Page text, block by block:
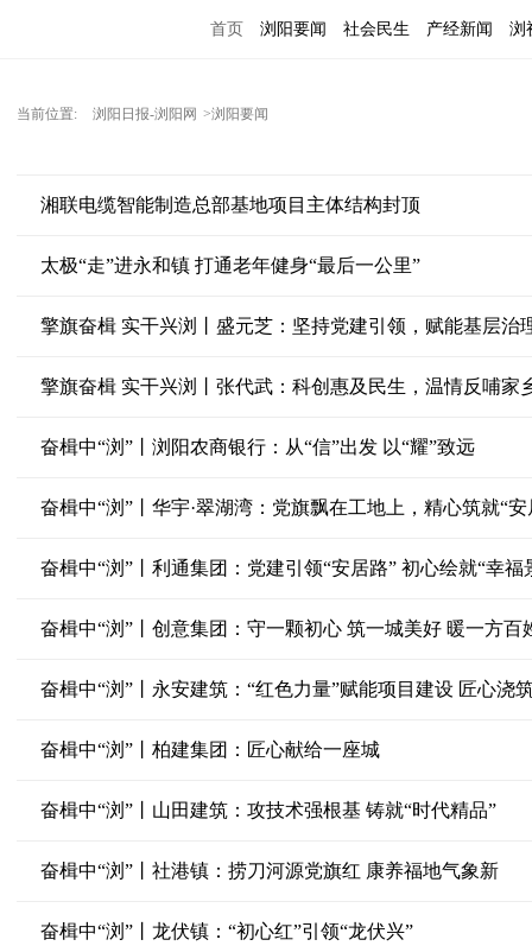
首页 浏阳要闻 社会民生 产经新闻 浏
当前位置: 浏阳日报-浏阳网 >浏阳要闻
湘联电缆智能制造总部基地项目主体结构封顶
太极“走”进永和镇 打通老年健身“最后一公里”
擎旗奋楫 实干兴浏丨盛元芝：坚持党建引领，赋能基层治
擎旗奋楫 实干兴浏丨张代武：科创惠及民生，温情反哺家
奋楫中“浏”丨浏阳农商银行：从“信”出发 以“耀”致远
奋楫中“浏”丨华宇·翠湖湾：党旗飘在工地上，精心筑就“安
奋楫中“浏”丨利通集团：党建引领“安居路” 初心绘就“幸福
奋楫中“浏”丨创意集团：守一颗初心 筑一城美好 暖一方百
奋楫中“浏”丨永安建筑：“红色力量”赋能项目建设 匠心浇
奋楫中“浏”丨柏建集团：匠心献给一座城
奋楫中“浏”丨山田建筑：攻技术强根基 铸就“时代精品”
奋楫中“浏”丨社港镇：捞刀河源党旗红 康养福地气象新
奋楫中“浏”丨龙伏镇：“初心红”引领“龙伏兴”